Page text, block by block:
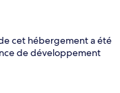
cet hébergement a été
de développement